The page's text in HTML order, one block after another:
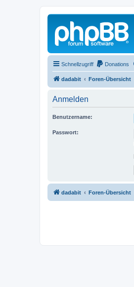
Schnellzugriff Donations
dadabit Foren-Übersicht
Anmelden
Benutzername:
Passwort:
dadabit Foren-Übersicht